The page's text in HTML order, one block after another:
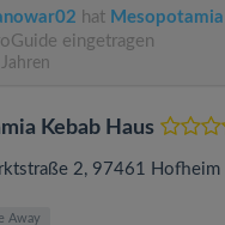
hat
eingetragen
Kebab Haus
2, 97461 Hofheim
Away